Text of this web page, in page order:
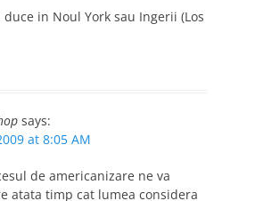
duce in Noul York sau Ingerii (Los
says:
at 8:05 AM
de americanizare ne va
atata timp cat lumea considera